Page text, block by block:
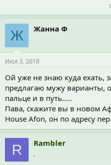
Ж Жанна Ф
Июл 3, 2018
Ой уже не знаю куда ехать,
предлагаю мужу варианты,
пальце и в путь.....
Пава, скажите вы в новом
House Afon, он по адресу
R Rambler
.